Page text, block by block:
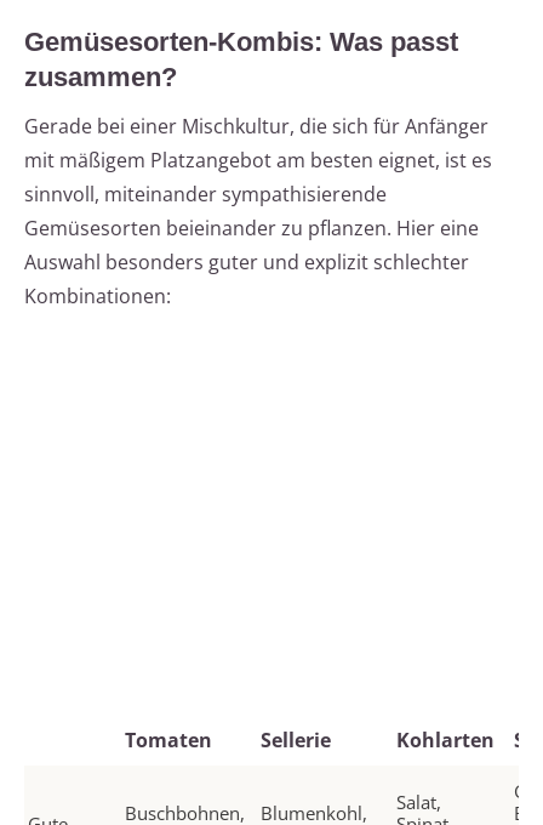
Gemüsesorten-Kombis: Was passt
zusammen?
Gerade bei einer Mischkultur, die sich für Anfänger
mit mäßigem Platzangebot am besten eignet, ist es
sinnvoll, miteinander sympathisierende
Gemüsesorten beieinander zu pflanzen. Hier eine
Auswahl besonders guter und explizit schlechter
Kombinationen:
Tomaten Sellerie Kohlarten
Buschbohnen,
Blumenkohl,
Salat,